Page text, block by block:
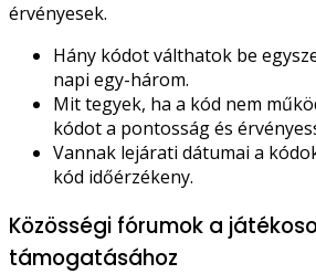
érvényesek.
Hány kódot válthatok be
napi egy-három.
Mit tegyek, ha a kód nem
kódot a pontosság és
Vannak lejárati dátumai a
kód időérzékeny.
Közösségi fórumok a
támogatásához